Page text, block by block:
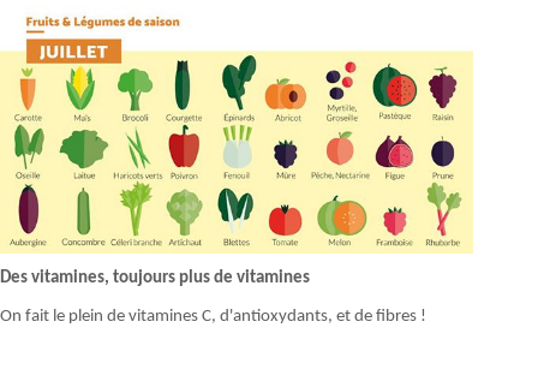
Des vitamines, toujours plus de vitamines
On fait le plein de vitamines C, d'antioxydants, et de fibres !